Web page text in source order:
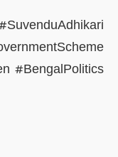
#BengalPolitics